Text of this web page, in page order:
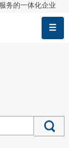
务的一体化企业